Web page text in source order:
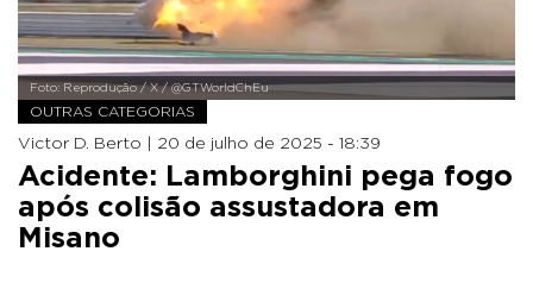
Foto: Reprodução / X / @GTWorldChEu
OUTRAS CATEGORIAS
Victor D. Berto | 20 de julho de 2025 - 18:39
Acidente: Lamborghini pega fogo
após colisão assustadora em
Misano